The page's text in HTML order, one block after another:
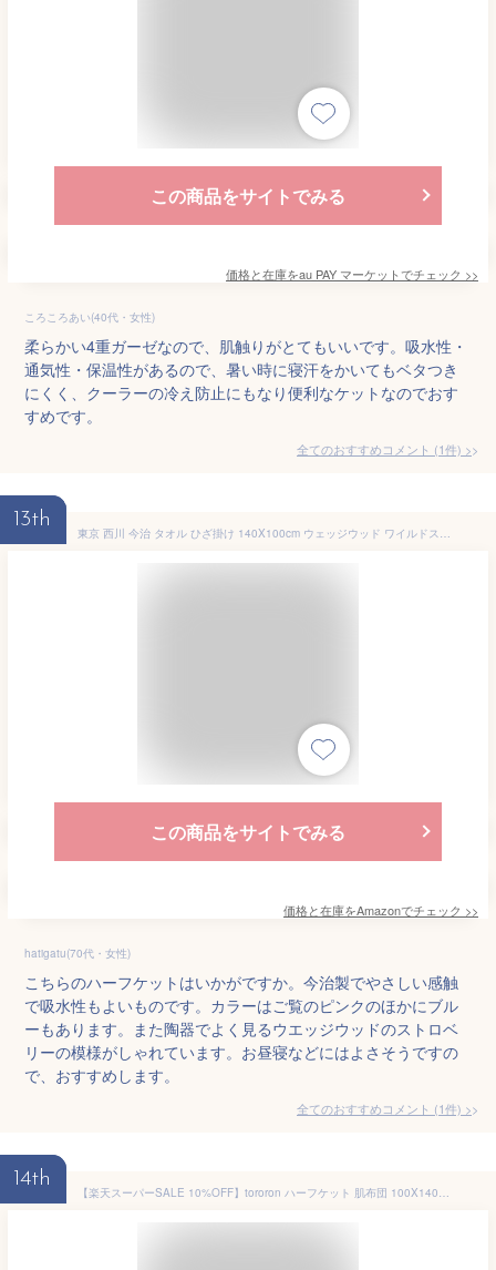
この商品をサイトでみる
価格と在庫をau PAY マーケットでチェック >>
ころころあい(40代・女性)
柔らかい4重ガーゼなので、肌触りがとてもいいです。吸水性・
通気性・保温性があるので、暑い時に寝汗をかいてもベタつき
にくく、クーラーの冷え防止にもなり便利なケットなのでおす
すめです。
全てのおすすめコメント (1件) >
13th
東京 西川 今治 タオル ひざ掛け 140X100cm ウェッジウッド ワイルドストロベリー 綿100% 日本製 ピンク RR70400018P ハーフサイズ
この商品をサイトでみる
価格と在庫をAmazonでチェック >>
hatigatu(70代・女性)
こちらのハーフケットはいかがですか。今治製でやさしい感触
で吸水性もよいものです。カラーはご覧のピンクのほかにブル
ーもあります。また陶器でよく見るウエッジウッドのストロベ
リーの模様がしゃれています。お昼寝などにはよさそうですの
で、おすすめします。
全てのおすすめコメント (1件) >
14th
【楽天スーパーSALE 10%OFF】tororon ハーフケット 肌布団 100X140 肌掛け布団 肌掛けふとん 肌掛け 肌かけ 肌触りいい とろける とろーり レーヨンケット ひんやりケット 肌掛けケット 春用 夏用 秋用 夏掛け 夏布団 夏掛け布団 掛布団 掛け布団 布団 洗える 肌掛け布団